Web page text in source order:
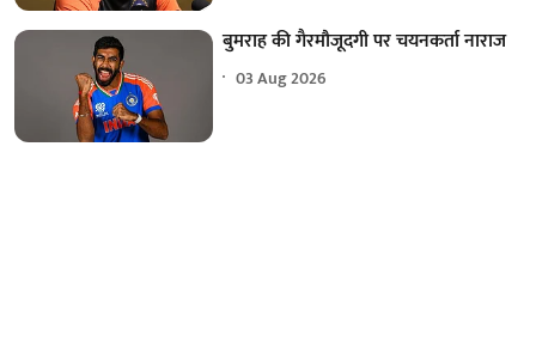
बुमराह की गैरमौजूदगी पर चयनकर्ता नाराज
03 Aug 2026